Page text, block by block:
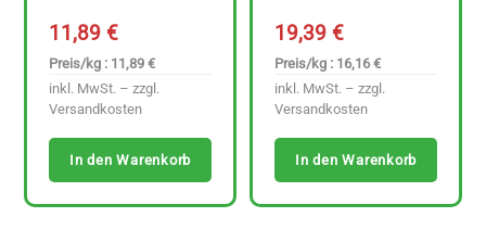
11,89€
Preis/kg : 11,89 €
inkl. MwSt. – zzgl.
Versandkosten
In den Warenkorb
19,39€
Preis/kg : 16,16 €
inkl. MwSt. – zzgl.
Versandkosten
In den Warenkorb